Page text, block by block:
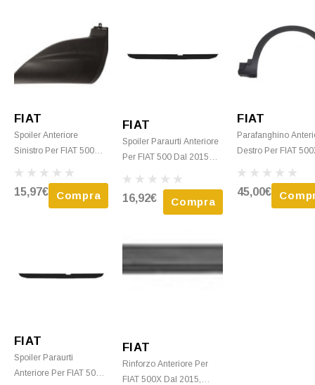
FIAT
Spoiler Anteriore
Sinistro Per FIAT 500X
Anteriore, Nero, Nuovo
15,97€ Compra
FIAT
Spoiler Paraurti Anteriore
Per FIAT 500 Dal 2015
16,92€ Compra
FIAT
Parafanghino
Destro Per FIAT
45,00€
FIAT
Spoiler Paraurti
Anteriore Per FIAT 500
FIAT
Rinforzo Anteriore Per
FIAT 500X Dal 2015,